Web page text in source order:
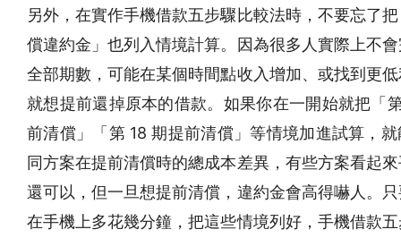
另外，在實作手機借款五步驟比較法時，不要忘了
償違約金」也列入情境計算。因為很多人實際上不
全部期數，可能在某個時間點收入增加、或找到更
就想提前還掉原本的借款。如果你在一開始就把「
前清償」「第 18 期提前清償」等情境加進試算，
同方案在提前清償時的總成本差異，有些方案看起
還可以，但一旦想提前清償，違約金會高得嚇人。
在手機上多花幾分鐘，把這些情境列好，手機借款